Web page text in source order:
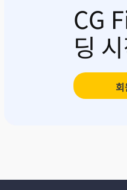
CG
딩